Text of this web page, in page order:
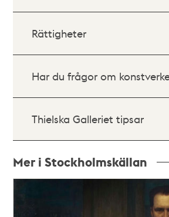
Rättigheter
Har du frågor om
Thielska Galleriet tipsar
Mer i Stockholmskällan